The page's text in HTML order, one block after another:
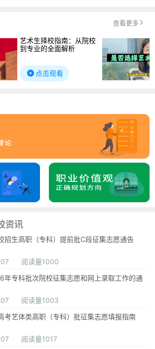
查看更多
艺术生择校指南：从院校
到专业的全面解析
点击观看
资讯
招生高职（专科）提前批C段征集志愿通告
阅读量1000
年专科批次院校征集志愿和网上录取工作的通
阅读量1003
考艺体类高职（专科）批征集志愿填报指南
阅读量1017